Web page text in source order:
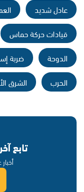
عادل شديد
قيادات حركة حماس
الدوحة
ضربة
الحرب
الشرق
تابع